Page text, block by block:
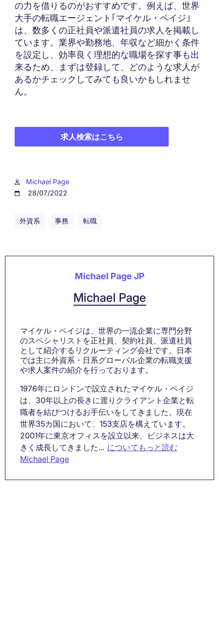
の力を借りるのがおすすめです。例えば、世界
大手の転職エージェント｢マイケル・ペイジ｣
は、数多くの正社員や派遣社員の求人を掲載し
ています。業界や勤務地、年収など細かく条件
を設定し、効率良く理想的な職場を探す事も出
来るため、まずは登録して、どのような求人が
あるかチェックしてみても良いかもしれませ
ん。
求人検索はこちら
Michael Page
28/07/2022
外資系 事務 転職
Michael Page JP
Michael Page
マイケル・ペイジは、世界の一流企業に専門分野
のスペシャリストを正社員、契約社員、派遣社員
として紹介するリクルーティング会社です。日本
では主に外資系・日系グローバル企業の転職支援
や求人案件の紹介を行っております。
1976年にロンドンで設立されたマイケル・ペイジ
は、30年以上の長きに渡りクライアント企業と転
職者を結びつけるお手伝いをしてきました。現在
世界35カ国において、153支店を構えています。
2001年に東京オフィスを設立以来、ビジネスは大
きく成長してきました... についてもっと読む
Michael Page